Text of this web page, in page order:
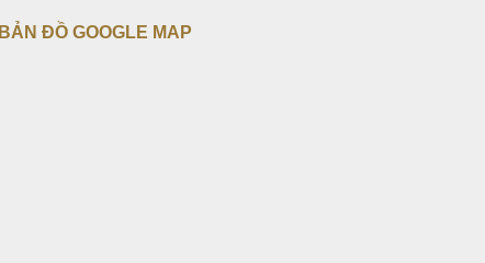
BẢN ĐỒ GOOGLE MAP